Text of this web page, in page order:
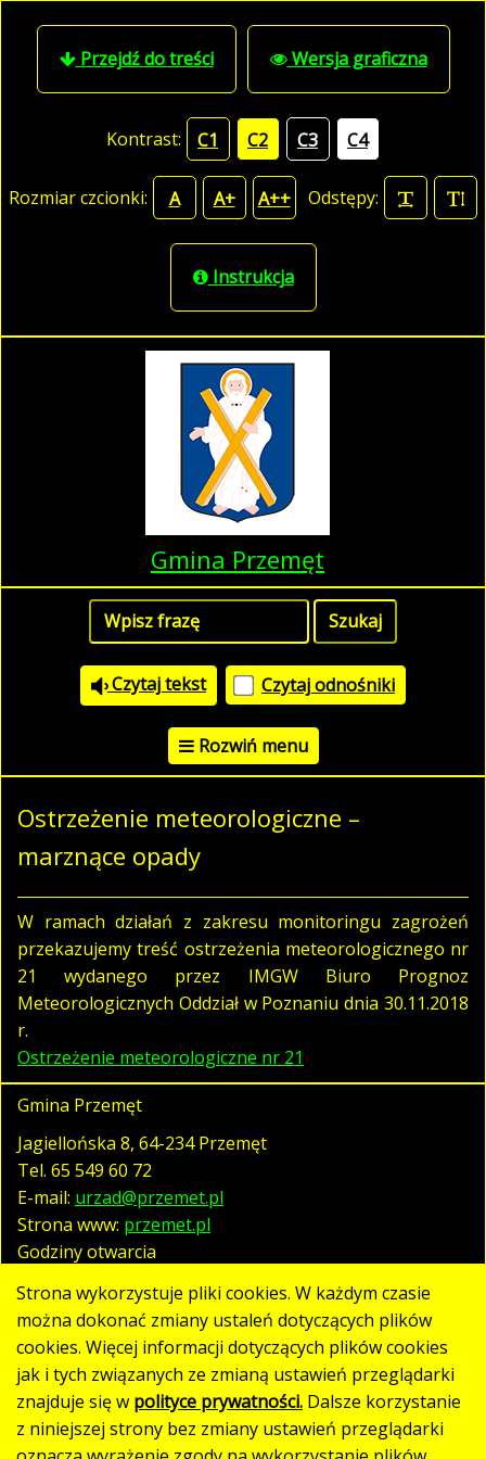
Przejdź do treści Wersja graficzna
Kontrast: C1 C2 C3 C4
Rozmiar czcionki: A A+ A++ Odstępy:
Instrukcja
Gmina Przemęt
Czytaj tekst Czytaj odnośniki
Rozwiń menu
Ostrzeżenie meteorologiczne –
marznące opady
W ramach działań z zakresu monitoringu zagrożeń
przekazujemy treść ostrzeżenia meteorologicznego nr
21 wydanego przez IMGW Biuro Prognoz
Meteorologicznych Oddział w Poznaniu dnia 30.11.2018
r.
Ostrzeżenie meteorologiczne nr 21
Gmina Przemęt
Jagiellońska 8, 64-234 Przemęt
Tel. 65 549 60 72
E-mail: urzad@przemet.pl
Strona www: przemet.pl
Godziny otwarcia
pn. - pt. 07:30 - 15:30
Polityka prywatności
Klauzula RODO
Deklaracja dostępności
Strona wykorzystuje pliki cookies. W każdym czasie
można dokonać zmiany ustaleń dotyczących plików
cookies. Więcej informacji dotyczących plików cookies
jak i tych związanych ze zmianą ustawień przeglądarki
znajduje się w polityce prywatności. Dalsze korzystanie
z niniejszej strony bez zmiany ustawień przeglądarki